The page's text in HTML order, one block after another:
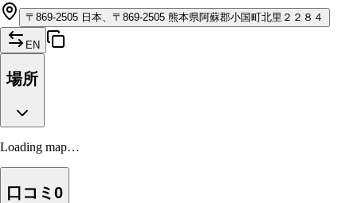
〒 869-2505 日本、〒869-2505 熊本県阿蘇郡小国町北里２２８４
EN
場所
Loading map…
口コミ0